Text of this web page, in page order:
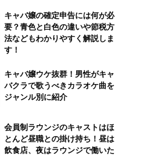
キャバ嬢の確定申告には何が必
要？青色と白色の違いや節税方
法などもわかりやすく解説しま
す！
キャバ嬢ウケ抜群！男性がキャ
バクラで歌うべきカラオケ曲を
ジャンル別に紹介
会員制ラウンジのキャストはほ
とんど昼職との掛け持ち！昼は
飲食店、夜はラウンジで働いた